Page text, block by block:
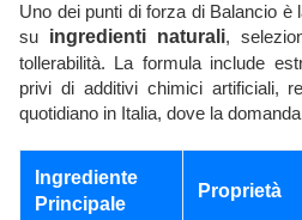
Uno dei punti di forza di Balancio
su ingredienti naturali,
tollerabilità. La formula include
privi di additivi chimici artificiali,
quotidiano in Italia, dove la
Ingrediente
Principale
Proprietà